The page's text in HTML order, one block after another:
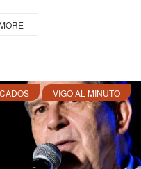
VIGO AL MINUTO